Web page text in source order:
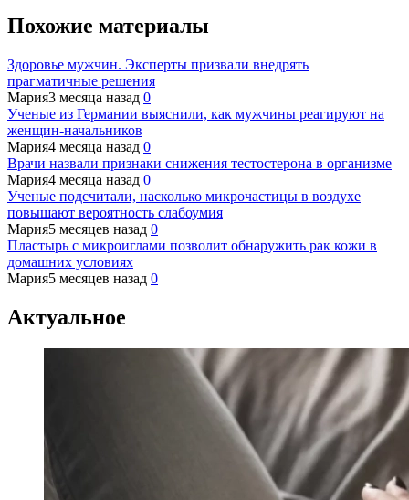
Похожие материалы
Здоровье мужчин. Эксперты призвали внедрять
прагматичные решения
Мария3 месяца назад 0
Ученые из Германии выяснили, как мужчины реагируют на
женщин-начальников
Мария4 месяца назад 0
Врачи назвали признаки снижения тестостерона в организме
Мария4 месяца назад 0
Ученые подсчитали, насколько микрочастицы в воздухе
повышают вероятность слабоумия
Мария5 месяцев назад 0
Пластырь с микроиглами позволит обнаружить рак кожи в
домашних условиях
Мария5 месяцев назад 0
Актуальное